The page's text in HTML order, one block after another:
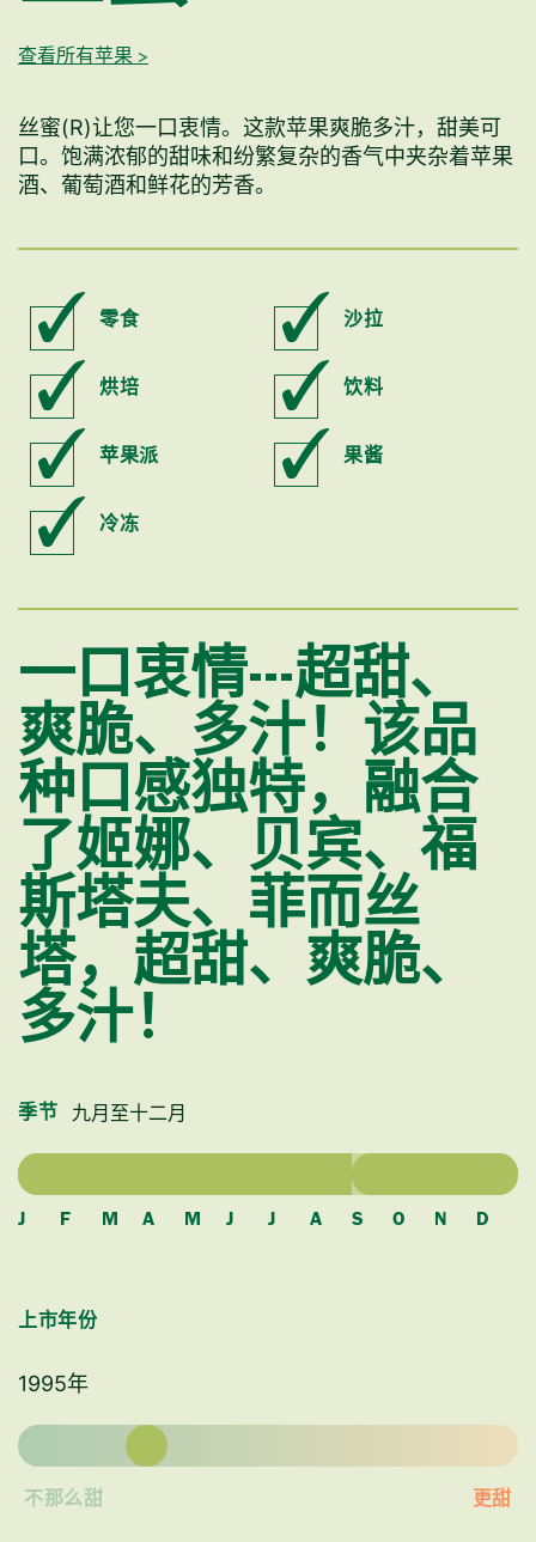
查看所有苹果 >
丝蜜(R)让您一口衷情。这款苹果爽脆多汁，甜美可
口。饱满浓郁的甜味和纷繁复杂的香气中夹杂着苹果
酒、葡萄酒和鲜花的芳香。
零食 沙拉
烘培 饮料
苹果派 果酱
冷冻
一口衷情---超甜、
爽脆、多汁！该品
种口感独特，融合
了姬娜、贝宾、福
斯塔夫、菲而丝
塔，超甜、爽脆、
多汁！
季节 九月至十二月
J F M A M J J A S O N D
上市年份
1995年
不那么甜 更甜